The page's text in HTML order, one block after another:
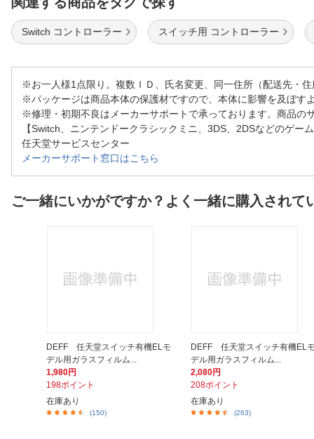
Switch コントローラー スイッチ用 コントローラー
※お一人様1点限り。複数ＩＤ、氏名変更、同一住所（配送先・
※パッケージは商品本体の保護材ですので、本体に影響を及ぼす
※修理・初期不良はメーカーサポートで承っております。商品の
【Switch、ニンテンドークラシックミニ、3DS、2DSなどのゲー
任天堂サービスセンター
メーカーサポート窓口はこちら
ご一緒にいかがですか？よく一緒に購入されて
DEFF 任天堂スイッチ有機ELモ
デル用ガラスフィルム...
1,980円
198ポイント
在庫あり
(150)
DEFF 任天堂スイッチ有機EL
デル用ガラスフィルム...
2,080円
208ポイント
在庫あり
(263)